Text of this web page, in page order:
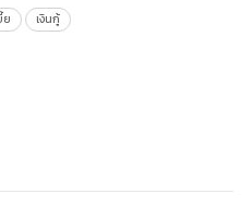
สร้างสภาพแวดล้อมทางการเงิน
ต้นทุนทางการเงินและบรรเทา
ช่วยสนับสนุนการเติบโตของ
งจากผลกระทบทั้งทางตรงและ
วมถึงจำนวนนักท่องเที่ยวที่ลด
ย เงินกู้